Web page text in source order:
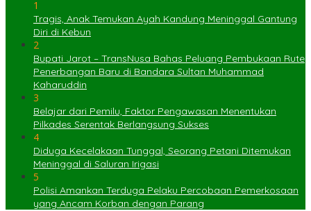
1
Tragis, Anak Temukan Ayah Kandung Meninggal Gantung
Diri di Kebun
2
Bupati Jarot – TransNusa Bahas Peluang Pembukaan Rute
Penerbangan Baru di Bandara Sultan Muhammad
Kaharuddin
3
Belajar dari Pemilu, Faktor Pengawasan Menentukan
Pilkades Serentak Berlangsung Sukses
4
Diduga Kecelakaan Tunggal, Seorang Petani Ditemukan
Meninggal di Saluran Irigasi
5
Polisi Amankan Terduga Pelaku Percobaan Pemerkosaan
yang Ancam Korban dengan Parang